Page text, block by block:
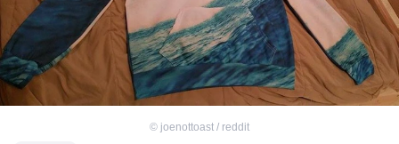
© joenottoast / reddit